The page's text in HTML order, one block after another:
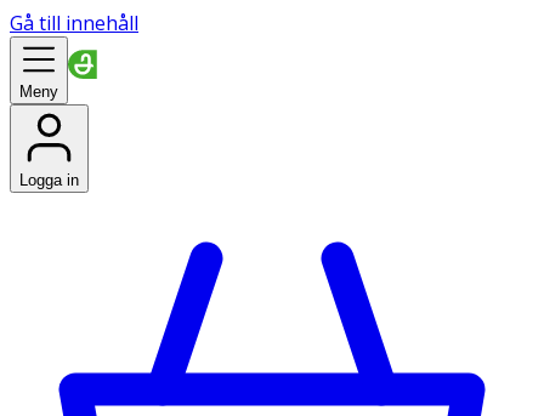
Gå till innehåll
Meny
Logga in